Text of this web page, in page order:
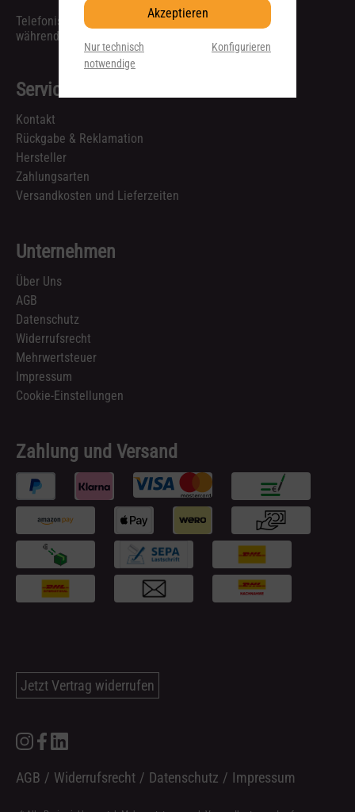
Telefonische Anfragen sind ausschließlich
während unserer Geschäftszeiten möglich.
Service
Kontakt
Rückgabe & Reklamation
Hersteller
Zahlungsarten
Versandkosten und Lieferzeiten
Unternehmen
Über Uns
AGB
Datenschutz
Widerrufsrecht
Mehrwertsteuer
Impressum
Cookie-Einstellungen
Zahlung und Versand
Jetzt Vertrag widerrufen
AGB / Widerrufsrecht / Datenschutz / Impressum
Akzeptieren
Nur technisch
notwendige
Konfigurieren